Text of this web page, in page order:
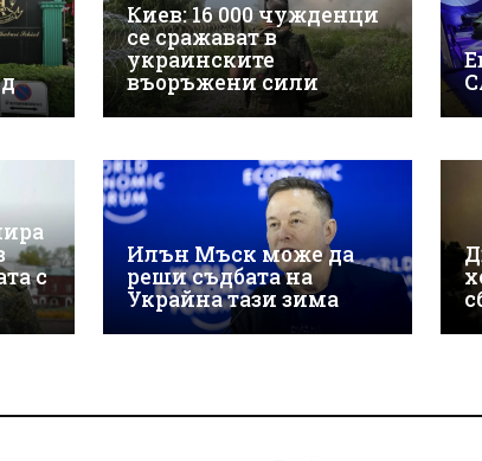
Киев: 16 000 чужденци
се сражават в
украинските
въоръжени сили
с
Илън Мъск може да
реши съдбата на
Украйна тази зима